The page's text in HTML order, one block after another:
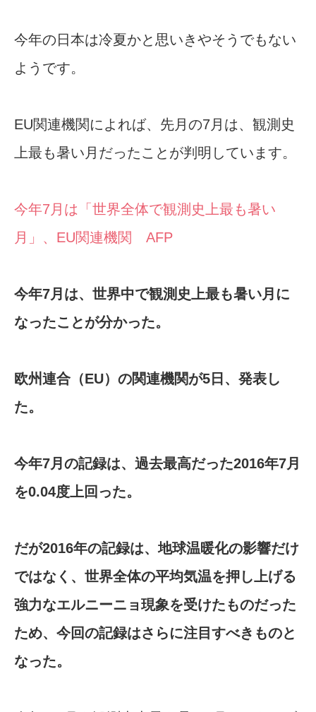
今年の日本は冷夏かと思いきやそうでもない
ようです。
EU関連機関によれば、先月の7月は、観測史
上最も暑い月だったことが判明しています。
今年7月は「世界全体で観測史上最も暑い
月」、EU関連機関 AFP
今年7月は、世界中で観測史上最も暑い月に
なったことが分かった。
欧州連合（EU）の関連機関が5日、発表し
た。
今年7月の記録は、過去最高だった2016年7月
を0.04度上回った。
だが2016年の記録は、地球温暖化の影響だけ
ではなく、世界全体の平均気温を押し上げる
強力なエルニーニョ現象を受けたものだった
ため、今回の記録はさらに注目すべきものと
なった。